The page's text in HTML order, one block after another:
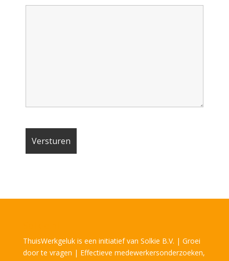
ThuisWerkgeluk is een initiatief van Solkie B.V. | Groei
door te vragen | Effectieve medewerkersonderzoeken,